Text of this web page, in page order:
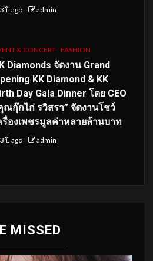
ปี ago admin
& CONCERT FASHION
Diamonds จัดงาน Grand
KK Diamond & KK
Day Gala Dinner โดย CEO
ณกุ๊กไก่ รวิสรา” จัดงานโชว์
รื่องเพชรมูลค่าหลายล้านบาท
ปี ago admin
MISSED